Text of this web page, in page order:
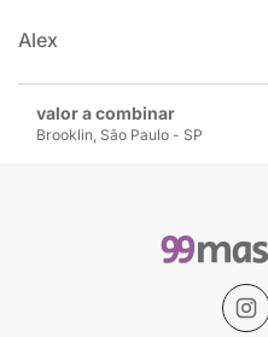
valor a combinar
Brooklin, São Paulo - SP
Alex